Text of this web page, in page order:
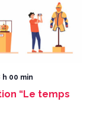
h 00 min
“Le temps